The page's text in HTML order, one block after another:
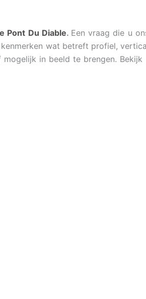
Pont Du Diable. Een vraag die u
wat betreft profiel,
in beeld te brengen. Bekijk